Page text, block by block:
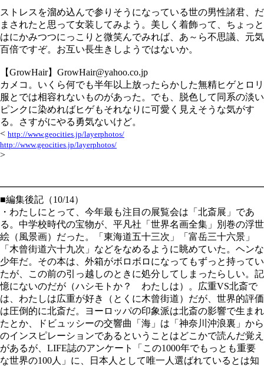
ストレスを溜め込んで参りそうになっている世の男性諸君、だ
まされたと思って女装してみよう。美しく着飾って、ちょっと
はにかみつつにっこりと微笑んでみれば、あ～ら不思議、元気
百倍ですぞ。お互い長生きしようではないか。
【GrowHair】GrowHair@yahoo.co.jp
カメコ。いくら何でも半年以上放ったらかした無精ヒゲとロリ
服とでは相容れないものがあった。でも、脱色して同系の淡い
ピンクに染めればヒゲもそれなりに可愛く見えそうな気がす
る。さすがにやる勇気ないけど。
< http://www.geocities.jp/layerphotos/
http://www.geocities.jp/layerphotos/
>
■編集後記（10/14）
・わたしにとって、今年最も注目の展覧会は「北斎展」であ
る。中学校時代の宝物が、平凡社「世界名画全集」別巻の浮世
絵（風景画）だった。「東海道五十三次」「富岳三十六景」
「木曾街道六十九次」などをなめるように眺めていた。ヘンな
少年だ。その本は、外箱がボロボロになってもずっと持ってい
たが、この前の引っ越しのときに処分してしまったらしい。記
憶にないのだが（ハシモトか？ わたしは）。広重VS北斎で
は、わたしは広重が好き（とくに木曾街道）だが、世界的評価
は圧倒的に北斎だ。ヨーロッパの印象派は北斎の影響で生まれ
たとか、ドビュッシーの交響曲「海」は「神奈川沖浪裏」から
のインスピレーションであるということはどこかで読んだ覚え
があるが、LIFE誌のアンケート「この1000年でもっとも重要
な世界の100人」に、日本人として唯一人選ばれているとは知